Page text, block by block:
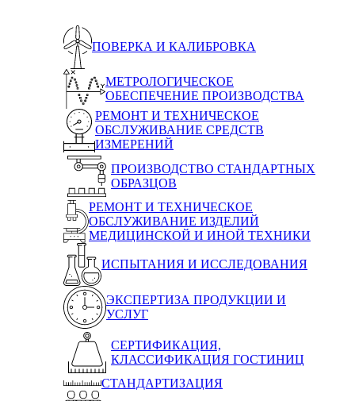
ПОВЕРКА И КАЛИБРОВКА
МЕТРОЛОГИЧЕСКОЕ
ОБЕСПЕЧЕНИЕ ПРОИЗВОДСТВА
РЕМОНТ И ТЕХНИЧЕСКОЕ
ОБСЛУЖИВАНИЕ СРЕДСТВ
ИЗМЕРЕНИЙ
ПРОИЗВОДСТВО СТАНДАРТНЫХ
ОБРАЗЦОВ
РЕМОНТ И ТЕХНИЧЕСКОЕ
ОБСЛУЖИВАНИЕ ИЗДЕЛИЙ
МЕДИЦИНСКОЙ И ИНОЙ ТЕХНИКИ
ИСПЫТАНИЯ И ИССЛЕДОВАНИЯ
ЭКСПЕРТИЗА ПРОДУКЦИИ И
УСЛУГ
СЕРТИФИКАЦИЯ,
КЛАССИФИКАЦИЯ ГОСТИНИЦ
СТАНДАРТИЗАЦИЯ